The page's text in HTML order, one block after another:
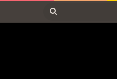
پەیدا